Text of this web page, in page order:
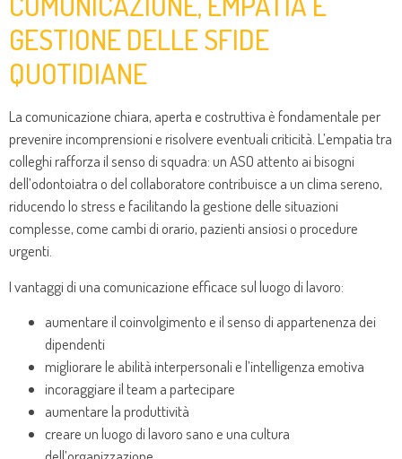
GESTIONE DELLE SFIDE
QUOTIDIANE
La comunicazione chiara, aperta e costruttiva è fondamentale per
prevenire incomprensioni e risolvere eventuali criticità. L’empatia tra
colleghi rafforza il senso di squadra: un ASO attento ai bisogni
dell’odontoiatra o del collaboratore contribuisce a un clima sereno,
riducendo lo stress e facilitando la gestione delle situazioni
complesse, come cambi di orario, pazienti ansiosi o procedure
urgenti.
I vantaggi di una comunicazione efficace sul luogo di lavoro:
aumentare il coinvolgimento e il senso di appartenenza dei
dipendenti
migliorare le abilità interpersonali e l’intelligenza emotiva
incoraggiare il team a partecipare
aumentare la produttività
creare un luogo di lavoro sano e una cultura